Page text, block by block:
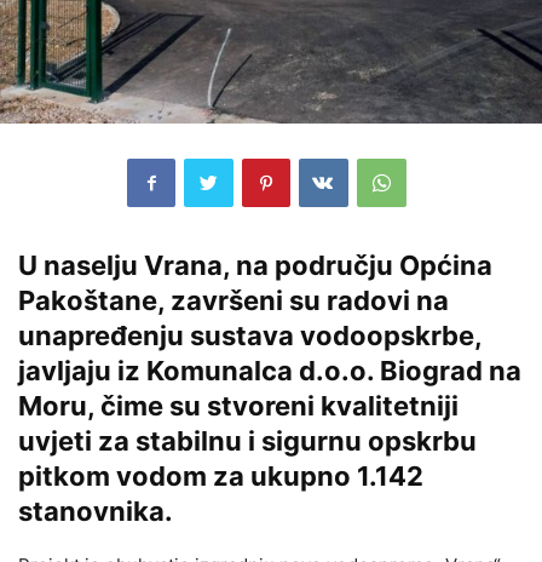
U naselju Vrana, na području Općina
Pakoštane, završeni su radovi na
unapređenju sustava vodoopskrbe,
javljaju iz Komunalca d.o.o. Biograd na
Moru, čime su stvoreni kvalitetniji
uvjeti za stabilnu i sigurnu opskrbu
pitkom vodom za ukupno 1.142
stanovnika.